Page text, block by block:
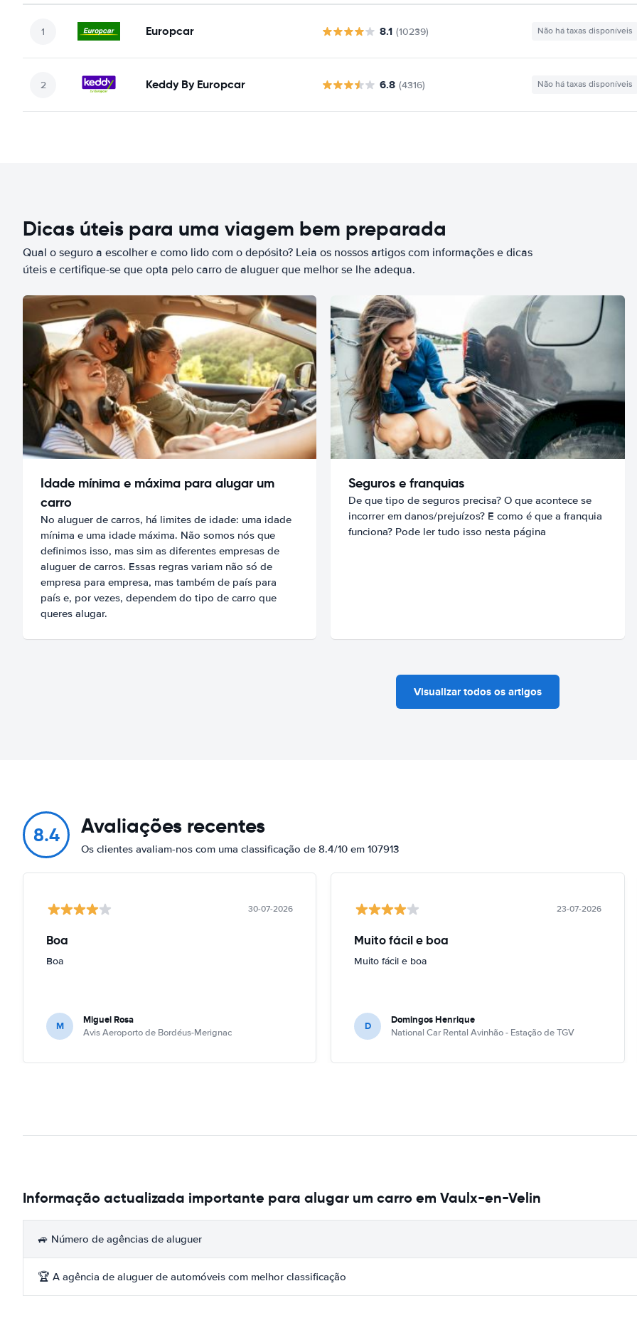
Europcar 8.1 (10239) Não há taxas disponíveis
Keddy By Europcar 6.8 (4316) Não há taxas disponíveis
Dicas úteis para uma viagem bem preparada
Qual o seguro a escolher e como lido com o depósito? Leia os nossos artigos com informações e dicas
úteis e certifique-se que opta pelo carro de aluguer que melhor se lhe adequa.
Idade mínima e máxima para alugar um
carro
No aluguer de carros, há limites de idade: uma idade
mínima e uma idade máxima. Não somos nós que
definimos isso, mas sim as diferentes empresas de
aluguer de carros. Essas regras variam não só de
empresa para empresa, mas também de país para
país e, por vezes, dependem do tipo de carro que
queres alugar.
Seguros e franquias
De que tipo de seguros precisa? O que acontece se
incorrer em danos/prejuízos? E como é que a franquia
funciona? Pode ler tudo isso nesta página
Visualizar todos os artigos
8.4 Avaliações recentes
Os clientes avaliam-nos com uma classificação de 8.4/10 em 107913
30-07-2026
Boa
Boa
M Miguel Rosa
Avis Aeroporto de Bordéus-Merignac
23-07-2026
Muito fácil e boa
Muito fácil e boa
D Domingos Henrique
National Car Rental Avinhão - Estação de TGV
Informação actualizada importante para alugar um carro em Vaulx-en-Velin
🚙 Número de agências de aluguer
🏆 A agência de aluguer de automóveis com melhor classificação